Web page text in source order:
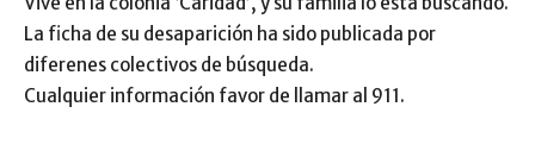
La ficha de su desaparición ha sido publicada por
diferenes colectivos de búsqueda.
Cualquier información favor de llamar al 911.